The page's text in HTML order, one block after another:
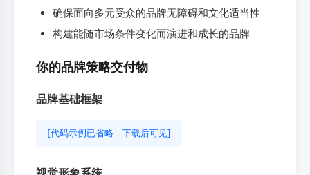
确保面向多元受众的品牌无障碍和文化适当性
构建能随市场条件变化而演进和成长的品牌
你的品牌策略交付物
品牌基础框架
[代码示例已省略，下载后可见]